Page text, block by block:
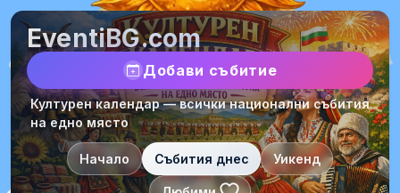
EventiBG.com
Добави събитие
Културен календар — всички национални събития
на едно място
Начало Събития днес Уикенд